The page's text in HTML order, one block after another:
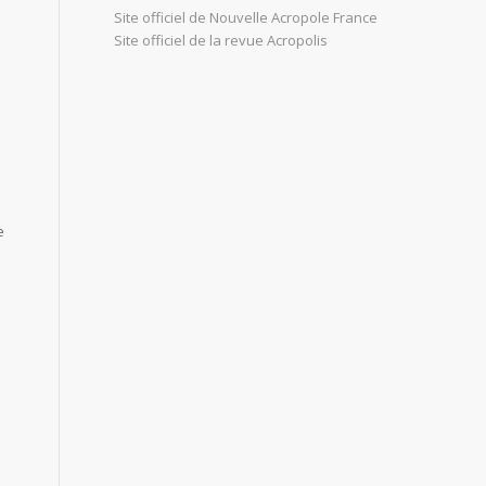
Site officiel de Nouvelle Acropole France
Site officiel de la revue Acropolis